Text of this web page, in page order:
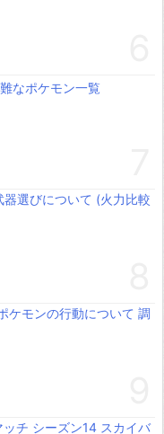
なポケモン一覧
選びについて (火力比較
ケモンの行動について 調
チ シーズン14 スカイバ